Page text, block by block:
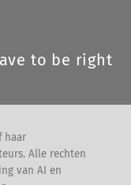
to be right
haar
Alle rechten
van AI en